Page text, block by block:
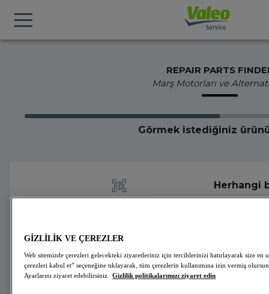
REPAIR PARTS
Marş Motorları ve
Görmek istediğiniz
Herhangi
Alternatör
GİZLİLİK VE ÇEREZLER
Web sitemizde çerezleri gelecekteki ziyaretleriniz için tercihlerinizi hatırlayarak size
çerezleri kabul et” seçeneğine tıklayarak, tüm çerezlerin kullanımına izin vermiş
Ayarlarını ziyaret edebilirsiniz.
Gizlilik politikalarımızı ziyaret edin